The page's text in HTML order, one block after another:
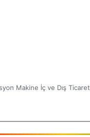
Makine İç ve Dış Ticaret